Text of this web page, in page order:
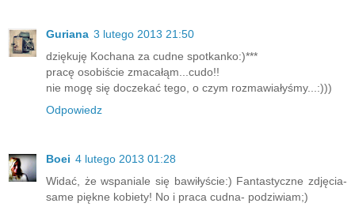
Guriana 3 lutego 2013 21:50
dziękuję Kochana za cudne spotkanko:)***
pracę osobiście zmacałąm...cudo!!
nie mogę się doczekać tego, o czym rozmawiałyśmy...:)))
Odpowiedz
Boei 4 lutego 2013 01:28
Widać, że wspaniale się bawiłyście:) Fantastyczne zdjęcia-
same piękne kobiety! No i praca cudna- podziwiam;)